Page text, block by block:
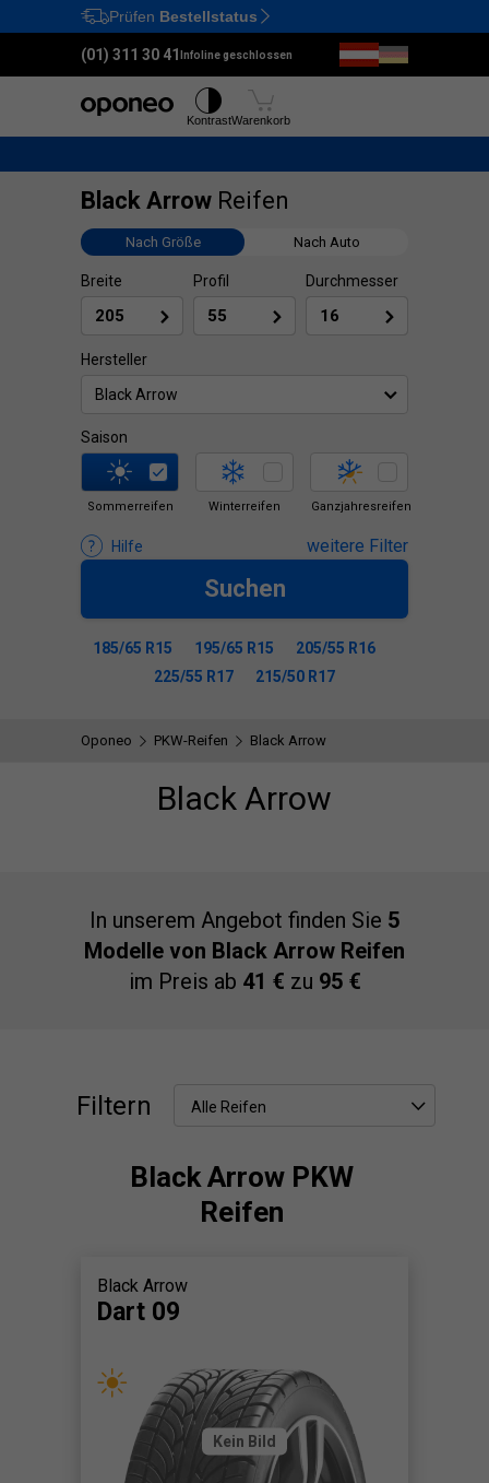
M
Prüfen Bestellstatus
(01) 311 30 41 Infoline geschlossen
KontrastWarenkorb
Black Arrow Reifen
Nach Größe Nach Auto
Breite Profil Durchmesser
Hersteller
Black Arrow
Saison
Sommerreifen Winterreifen Ganzjahresreifen
Hilfe weitere Filter
Suchen
185/65 R15 195/65 R15
205/55 R16
225/55 R17
215/50 R17
Oponeo PKW-Reifen Black Arrow
Black Arrow
In unserem Angebot finden Sie 5
Modelle von Black Arrow Reifen
im Preis ab 41 € zu 95 €
Filtern Alle Reifen
Black Arrow PKW
Reifen
Black Arrow
Dart 09
Kein Bild